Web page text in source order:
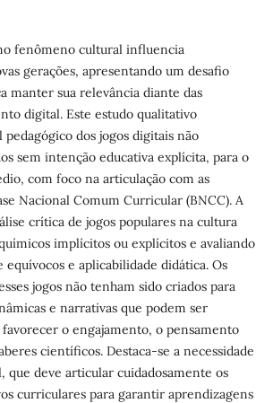
fenômeno cultural influencia
gerações, apresentando um desafio
manter sua relevância diante das
digital. Este estudo qualitativo
dos jogos digitais não
sem intenção educativa explícita, para o
com foco na articulação com as
Nacional Comum Curricular (BNCC). A
crítica de jogos populares na cultura
implícitos ou explícitos e avaliando
e aplicabilidade didática. Os
jogos não tenham sido criados para
e narrativas que podem ser
o engajamento, o pensamento
científicos. Destaca-se a necessidade
deve articular cuidadosamente os
curriculares para garantir aprendizagens